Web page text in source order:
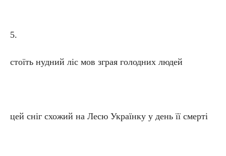
5.
стоїть нудний ліс мов зграя голодних людей
цей сніг схожий на Лесю Українку у день її смерті